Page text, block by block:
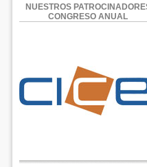
NUESTROS
CONGRESO ANUAL